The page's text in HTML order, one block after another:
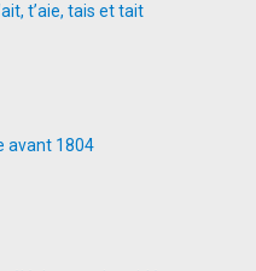
t’aie, tais et tait
avant 1804